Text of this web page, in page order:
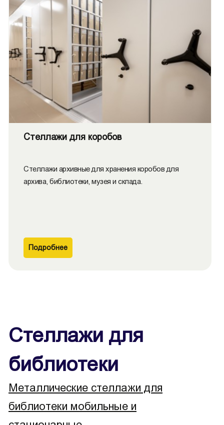
Стеллажи для коробов
Стеллажи архивные для хранения коробов для
архива, библиотеки, музея и склада.
Подробнее
Стеллажи для
библиотеки
Металлические стеллажи для
библиотеки мобильные и